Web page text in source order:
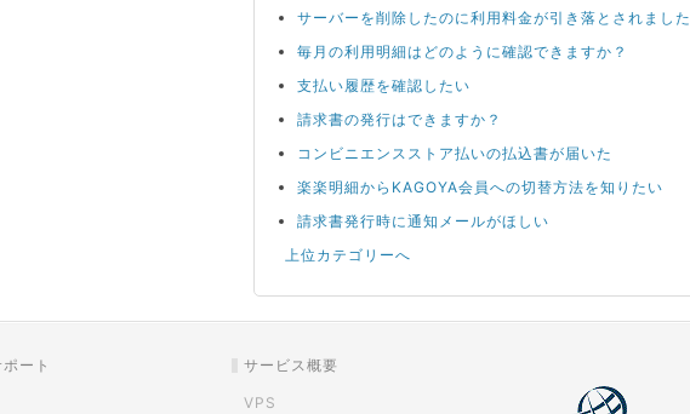
サーバーを削除したのに利用料金が引き落とされました
毎月の利用明細はどのように確認できますか？
支払い履歴を確認したい
請求書の発行はできますか？
コンビニエンスストア払いの払込書が届いた
楽楽明細からKAGOYA会員への切替方法を知りたい
請求書発行時に通知メールがほしい
上位カテゴリーへ
ート サービス概要
VPS